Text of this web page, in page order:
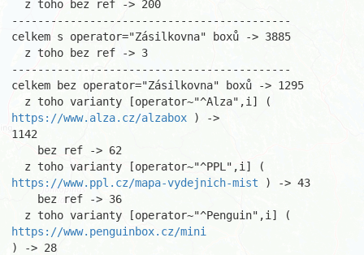
-------------------------------------------
celkem s operator="Zásilkovna" boxů -> 3885
-------------------------------------------
celkem bez operator="Zásilkovna" boxů -> 1295
https://www.alza.cz/alzabox ) ->
1142
https://www.ppl.cz/mapa-vydejnich-mist ) -> 43
https://www.penguinbox.cz/mini
) -> 28